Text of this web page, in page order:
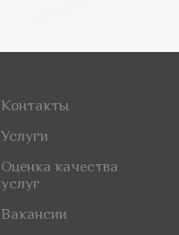
Контакты
Услуги
Оценка качества
услуг
Вакансии